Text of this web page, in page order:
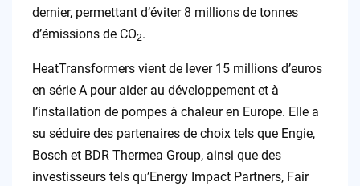
dernier, permettant d’éviter 8 millions de tonnes
d’émissions de CO2.
HeatTransformers vient de lever 15 millions d’euros
en série A pour aider au développement et à
l’installation de pompes à chaleur en Europe. Elle a
su séduire des partenaires de choix tels que Engie,
Bosch et BDR Thermea Group, ainsi que des
investisseurs tels qu’Energy Impact Partners, Fair